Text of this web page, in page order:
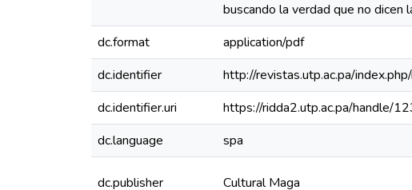
buscando la verdad que no dicen
dc.format
application/pdf
dc.identifier
http://revistas.utp.ac.pa/
dc.identifier.uri
https://ridda2.utp.ac.pa/handle/
dc.language
spa
dc.publisher Cultural Maga